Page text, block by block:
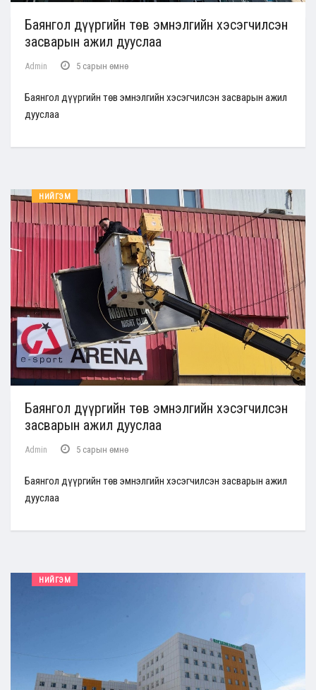
Баянгол дүүргийн төв эмнэлгийн хэсэгчилсэн
засварын ажил дууслаа
Admin 5 сарын өмнө
Баянгол дүүргийн төв эмнэлгийн хэсэгчилсэн засварын ажил
дууслаа
НИЙГЭМ
Баянгол дүүргийн төв эмнэлгийн хэсэгчилсэн
засварын ажил дууслаа
Admin 5 сарын өмнө
Баянгол дүүргийн төв эмнэлгийн хэсэгчилсэн засварын ажил
дууслаа
НИЙГЭМ